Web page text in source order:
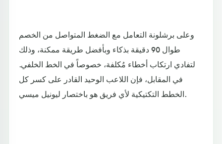
وعلى برشلونة التعامل مع الضغط المتواصل من الخصم
طوال 90 دقيقة بذكاء وبأفضل طريقة ممكنة، وذلك
لتفادي ارتكاب أخطاء مُكلفة، خصوصاً في الخط الخلفي.
في المقابل، فإن اللاعب الوحيد القادر على كسر كل
الخطط التكتيكية لأي فريق هو باختصار ليونيل ميسي.